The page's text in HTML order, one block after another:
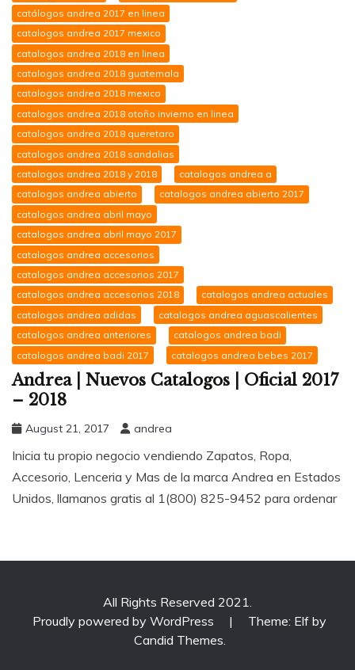
catálogos andrea 2017 en linea
catalogos andrea 2017 mexico
catalogos andrea 2018 en linea
catalogos andrea 2018 guatemala
catalogos andrea 2018 mexico
catalogos andrea 2018 otoño invierno en linea
catalogos andrea 2018 queretaro
catalogos andrea 2018 sandalias
catalogos andrea 2018 y 2018
catalogos andrea a
catalogos andrea abierto
catalogos andrea abierto 2017
catalogos andrea abril mayo
catalogos andrea abril mayo 2017
catalogos andrea accesorios
catalogos andrea accesorios 2017
catalogos andrea accesorios 2018
catalogos andrea actuales
catalogos andrea adidas
catalogos andrea aguascalientes
catalogos andrea anteriores
catalogos andrea badi
catalogos andrea badi 2017
catalogos andrea bebes 2017
Andrea | Nuevos Catalogos | Oficial 2017
– 2018
August 21, 2017 andrea
Inicia tu propio negocio vendiendo Zapatos, Ropa,
Accesorio, Lenceria y Mas de la marca Andrea en Estados
Unidos, llamanos gratis al 1(800) 825-9452 para ordenar
All Rights Reserved 2021.
Proudly powered by WordPress
|
Theme: Elf by
Candid Themes